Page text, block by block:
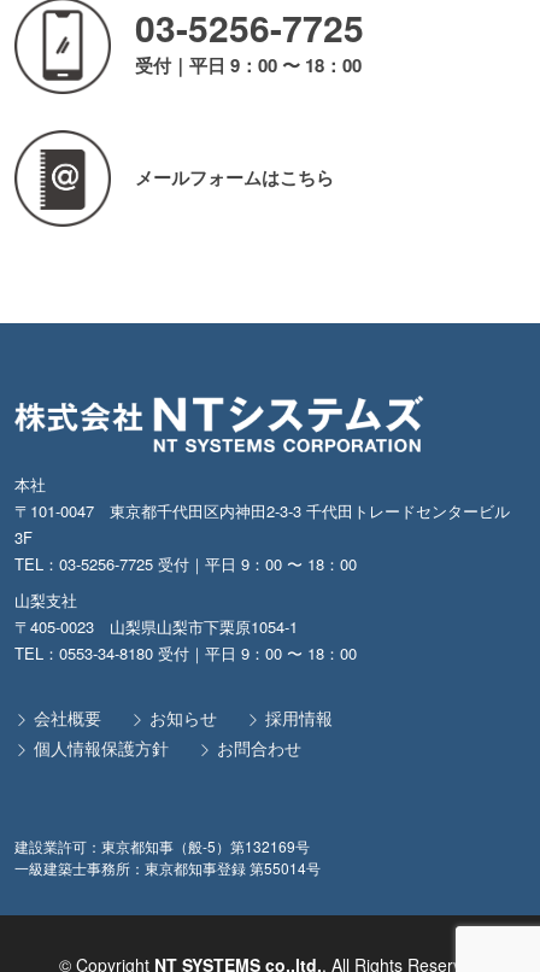
03-5256-7725
受付｜平日 9：00 〜 18：00
メールフォームはこちら
本社
〒101-0047 東京都千代田区内神田2-3-3 千代田トレードセンタービル
3F
TEL：03-5256-7725 受付｜平日 9：00 〜 18：00
山梨支社
〒405-0023 山梨県山梨市下栗原1054-1
TEL：0553-34-8180 受付｜平日 9：00 〜 18：00
会社概要 お知らせ
採用情報
個人情報保護方針
お問合わせ
建設業許可：東京都知事（般-5）第132169号
一級建築士事務所：東京都知事登録 第55014号
© Copyright NT SYSTEMS co,.ltd.. All Rights Reserved